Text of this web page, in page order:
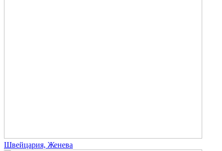
Швейцария, Женева